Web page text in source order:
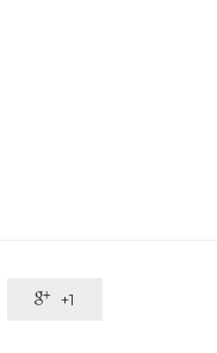
 +1